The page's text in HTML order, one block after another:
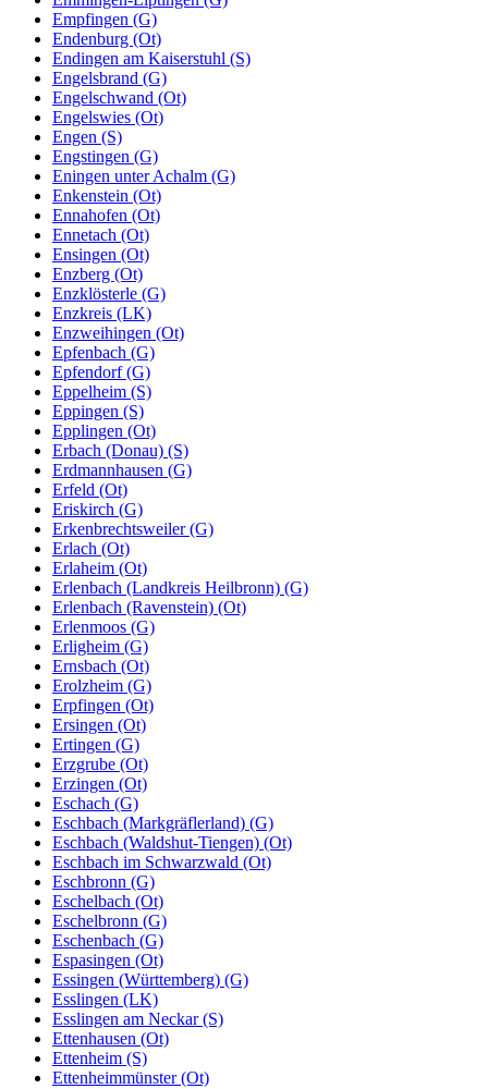
Empfingen (G)
Endenburg (Ot)
Endingen am Kaiserstuhl (S)
Engelsbrand (G)
Engelschwand (Ot)
Engelswies (Ot)
Engen (S)
Engstingen (G)
Eningen unter Achalm (G)
Enkenstein (Ot)
Ennahofen (Ot)
Ennetach (Ot)
Ensingen (Ot)
Enzberg (Ot)
Enzklösterle (G)
Enzkreis (LK)
Enzweihingen (Ot)
Epfenbach (G)
Epfendorf (G)
Eppelheim (S)
Eppingen (S)
Epplingen (Ot)
Erbach (Donau) (S)
Erdmannhausen (G)
Erfeld (Ot)
Eriskirch (G)
Erkenbrechtsweiler (G)
Erlach (Ot)
Erlaheim (Ot)
Erlenbach (Landkreis Heilbronn) (G)
Erlenbach (Ravenstein) (Ot)
Erlenmoos (G)
Erligheim (G)
Ernsbach (Ot)
Erolzheim (G)
Erpfingen (Ot)
Ersingen (Ot)
Ertingen (G)
Erzgrube (Ot)
Erzingen (Ot)
Eschach (G)
Eschbach (Markgräflerland) (G)
Eschbach (Waldshut-Tiengen) (Ot)
Eschbach im Schwarzwald (Ot)
Eschbronn (G)
Eschelbach (Ot)
Eschelbronn (G)
Eschenbach (G)
Espasingen (Ot)
Essingen (Württemberg) (G)
Esslingen (LK)
Esslingen am Neckar (S)
Ettenhausen (Ot)
Ettenheim (S)
Ettenheimmünster (Ot)